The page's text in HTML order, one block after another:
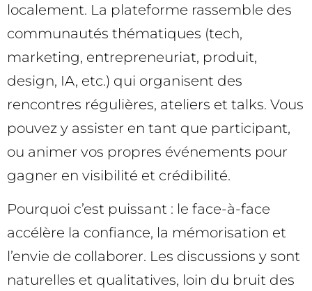
localement. La plateforme rassemble des
communautés thématiques (tech,
marketing, entrepreneuriat, produit,
design, IA, etc.) qui organisent des
rencontres régulières, ateliers et talks. Vous
pouvez y assister en tant que participant,
ou animer vos propres événements pour
gagner en visibilité et crédibilité.
Pourquoi c’est puissant : le face-à-face
accélère la confiance, la mémorisation et
l’envie de collaborer. Les discussions y sont
naturelles et qualitatives, loin du bruit des